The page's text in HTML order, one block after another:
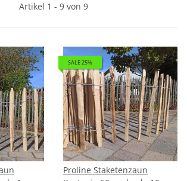
Artikel 1 - 9 von 9
SALE 25%
Proline Staketenzaun